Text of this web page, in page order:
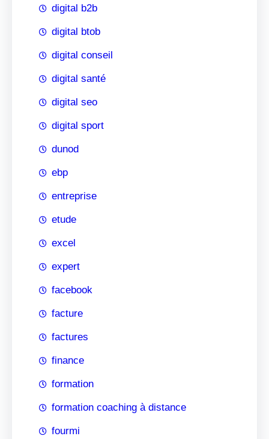
digital b2b
digital btob
digital conseil
digital santé
digital seo
digital sport
dunod
ebp
entreprise
etude
excel
expert
facebook
facture
factures
finance
formation
formation coaching à distance
fourmi